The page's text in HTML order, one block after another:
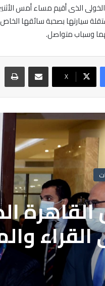
سيارتها بصحبة سائقها
وسباب متواصل.
X
مشاركة عبر البريد